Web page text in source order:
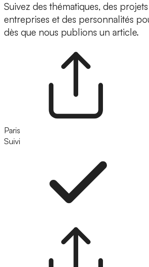
Suivez des thématiques, des
entreprises et des personnalités
dès que nous publions un article.
Paris
Suivi